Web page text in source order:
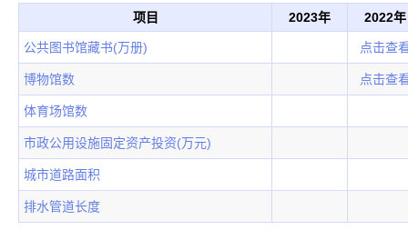
项目 2023年 2022年
公共图书馆藏书(万册) 点击查
博物馆数 点击查
体育场馆数
市政公用设施固定资产投资(万元)
城市道路面积
排水管道长度